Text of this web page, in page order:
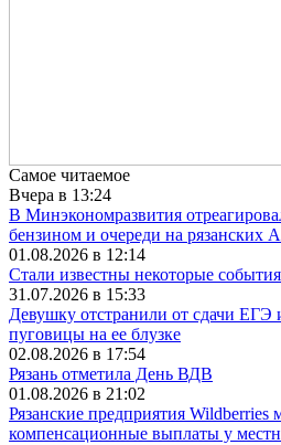
Самое читаемое
Вчера в 13:24
В Минэкономразвития
бензином и очереди на рязанских
01.08.2026 в 12:14
Стали известны некоторые
31.07.2026 в 15:33
Девушку отстранили от сдачи ЕГЭ
пуговицы на ее блузке
02.08.2026 в 17:54
Рязань отметила День ВДВ
01.08.2026 в 21:02
Рязанские предприятия Wildberries
компенсационные выплаты у